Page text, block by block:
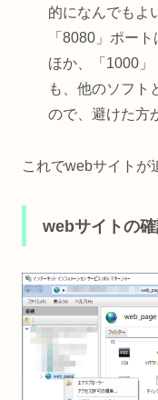
的になんでもよ
「8080」ポー
ほか、「1000
も、他のソフト
ので、避けた方
これでwebサイトが
webサイトの